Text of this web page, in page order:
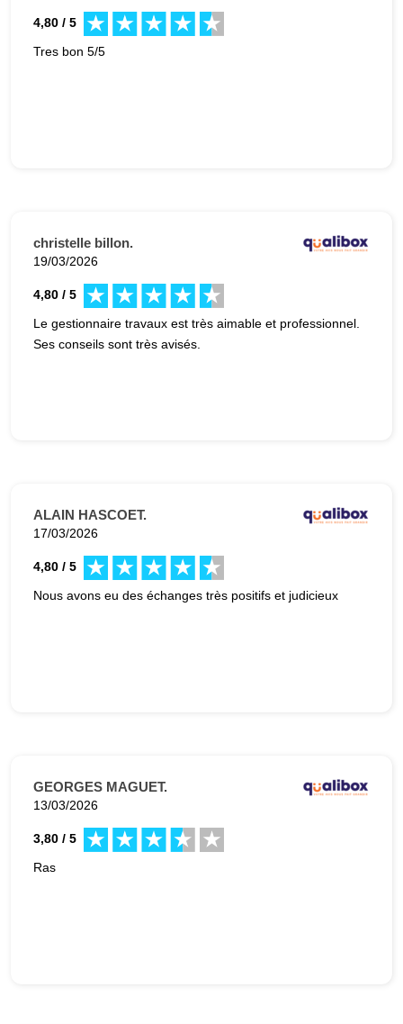
4,80 / 5
Tres bon 5/5
christelle billon.
19/03/2026
4,80 / 5
Le gestionnaire travaux est très aimable et professionnel.
Ses conseils sont très avisés.
ALAIN HASCOET.
17/03/2026
4,80 / 5
Nous avons eu des échanges très positifs et judicieux
GEORGES MAGUET.
13/03/2026
3,80 / 5
Ras